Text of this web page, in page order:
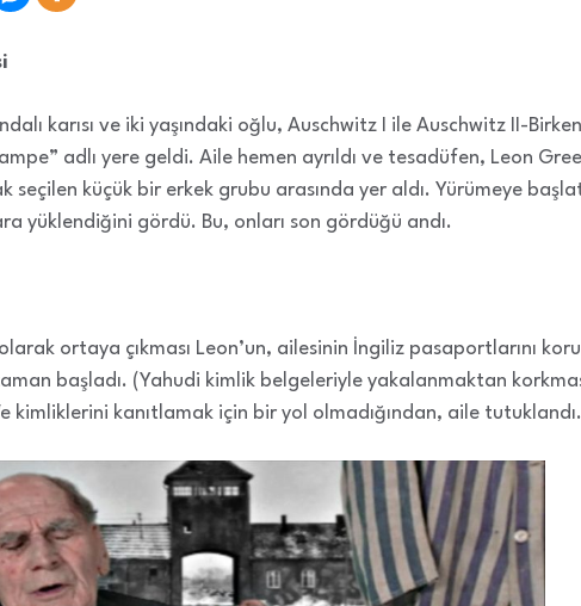
karısı ve iki yaşındaki oğlu, Auschwitz I ile Auschwitz II-
adlı yere geldi. Aile hemen ayrıldı ve tesadüfen, Leon
seçilen küçük bir erkek grubu arasında yer aldı. Yürümeye
yüklendiğini gördü. Bu, onları son gördüğü andı.
ortaya çıkması Leon’un, ailesinin İngiliz pasaportlarını
başladı. (Yahudi kimlik belgeleriyle yakalanmaktan
kimliklerini kanıtlamak için bir yol olmadığından, aile tutuklandı.